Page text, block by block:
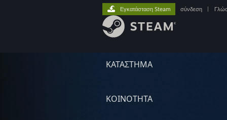
ΚΑΤΑΣΤΗΜΑ
ΚΟΙΝΟΤΗΤΑ
Εγκατάσταση Steam σύνδεση